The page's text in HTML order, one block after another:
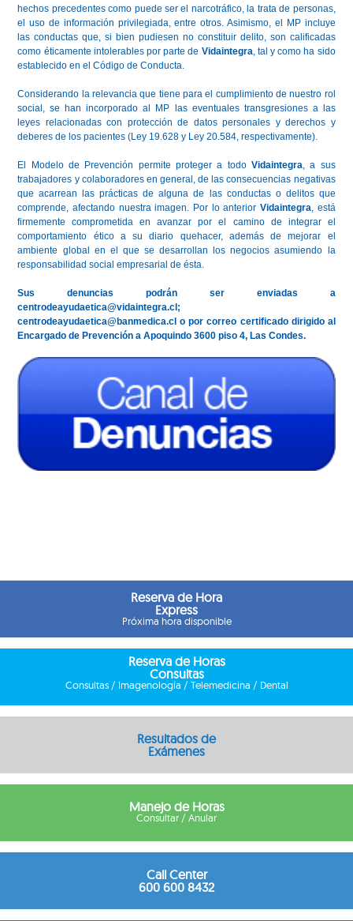
Reserva de Hora
Express
Próxima hora disponible
Reserva de Horas
Consultas
Consultas / Imagenología / Telemedicina / Dental
Resultados de
Exámenes
Manejo de Horas
Consultar / Anular
Call Center
600 600 8432
hechos precedentes como puede ser el narcotráfico, la trata de personas,
el uso de información privilegiada, entre otros. Asimismo, el MP incluye
las conductas que, si bien pudiesen no constituir delito, son calificadas
como éticamente intolerables por parte de Vidaintegra, tal y como ha sido
establecido en el Código de Conducta.
Considerando la relevancia que tiene para el cumplimiento de nuestro rol
social, se han incorporado al MP las eventuales transgresiones a las
leyes relacionadas con protección de datos personales y derechos y
deberes de los pacientes (Ley 19.628 y Ley 20.584, respectivamente).
El Modelo de Prevención permite proteger a todo Vidaintegra, a sus
trabajadores y colaboradores en general, de las consecuencias negativas
que acarrean las prácticas de alguna de las conductas o delitos que
comprende, afectando nuestra imagen. Por lo anterior Vidaintegra, está
firmemente comprometida en avanzar por el camino de integrar el
comportamiento ético a su diario quehacer, además de mejorar el
ambiente global en el que se desarrollan los negocios asumiendo la
responsabilidad social empresarial de ésta.
Sus denuncias podrán ser enviadas a
centrodeayudaetica@vidaintegra.cl;
centrodeayudaetica@banmedica.cl o por correo certificado dirigido al
Encargado de Prevención a Apoquindo 3600 piso 4, Las Condes.